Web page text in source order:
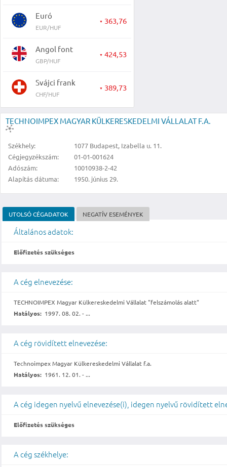
Euró
EUR/HUF
▼ 363,76
Angol font
GBP/HUF
▼ 424,53
Svájci frank
CHF/HUF
▼ 389,73
TECHNOIMPEX MAGYAR KÜLKERESKEDELMI VÁLLALAT F.A.
Székhely:
1077 Budapest, Izabella u. 11.
Cégjegyzékszám:
01-01-001624
Adószám:
10010938-2-42
Alapítás dátuma:
1950. június 29.
UTOLSÓ CÉGADATOK NEGATÍV ESEMÉNYEK
Általános adatok:
Előfizetés szükséges
A cég elnevezése:
TECHNOIMPEX Magyar Külkereskedelmi Vállalat "felszámolás alatt"
Hatályos: 1997. 08. 02. - ...
A cég rövidített elnevezése:
Technoimpex Magyar Külkereskedelmi Vállalat f.a.
Hatályos: 1961. 12. 01. - ...
A cég idegen nyelvű elnevezése(i), idegen nyelvű rövidített
Előfizetés szükséges
A cég székhelye: